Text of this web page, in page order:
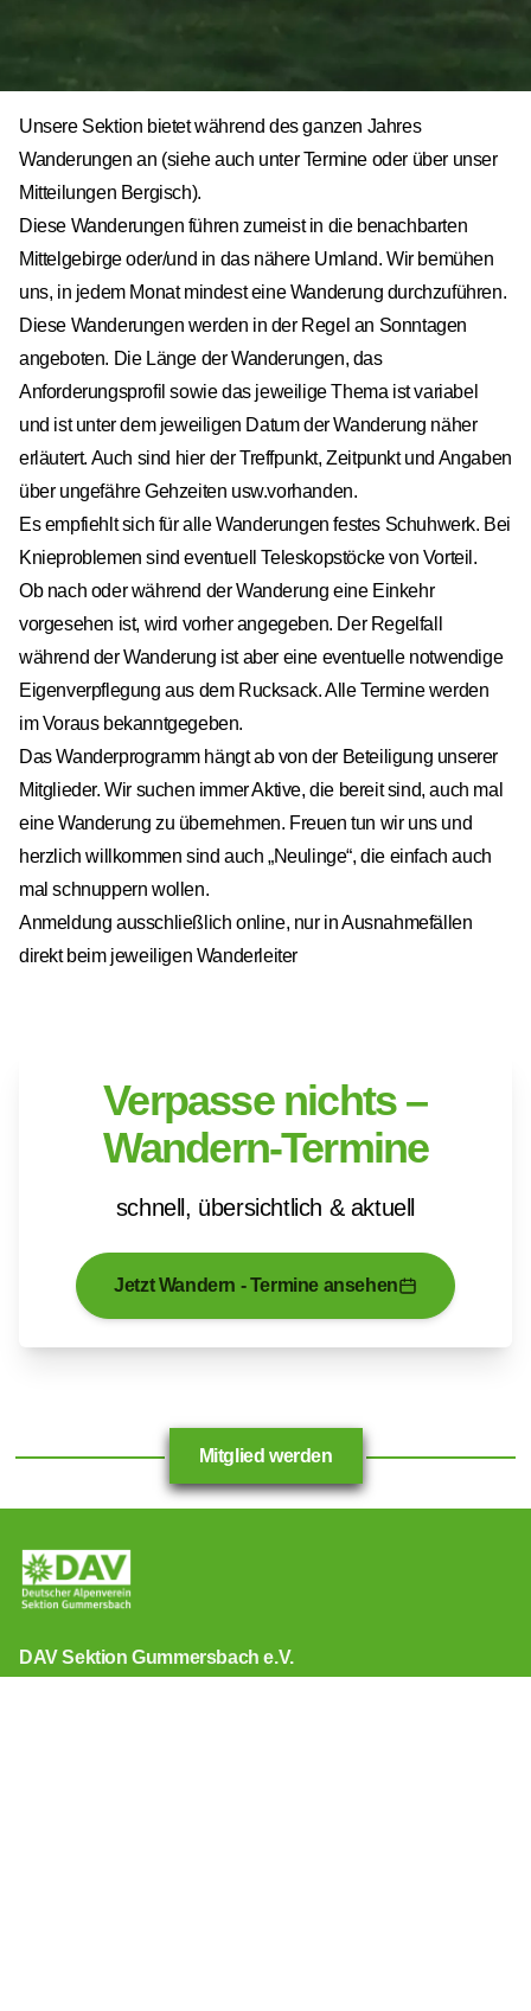
Unsere Sektion bietet während des ganzen Jahres
Wanderungen an (siehe auch unter Termine oder über unser
Mitteilungen Bergisch).
Diese Wanderungen führen zumeist in die benachbarten
Mittelgebirge oder/und in das nähere Umland. Wir bemühen
uns, in jedem Monat mindest eine Wanderung durchzuführen.
Diese Wanderungen werden in der Regel an Sonntagen
angeboten. Die Länge der Wanderungen, das
Anforderungsprofil sowie das jeweilige Thema ist variabel
und ist unter dem jeweiligen Datum der Wanderung näher
erläutert. Auch sind hier der Treffpunkt, Zeitpunkt und Angaben
über ungefähre Gehzeiten usw.vorhanden.
Es empfiehlt sich für alle Wanderungen festes Schuhwerk. Bei
Knieproblemen sind eventuell Teleskopstöcke von Vorteil.
Ob nach oder während der Wanderung eine Einkehr
vorgesehen ist, wird vorher angegeben. Der Regelfall
während der Wanderung ist aber eine eventuelle notwendige
Eigenverpflegung aus dem Rucksack. Alle Termine werden
im Voraus bekanntgegeben.
Das Wanderprogramm hängt ab von der Beteiligung unserer
Mitglieder. Wir suchen immer Aktive, die bereit sind, auch mal
eine Wanderung zu übernehmen. Freuen tun wir uns und
herzlich willkommen sind auch „Neulinge“, die einfach auch
mal schnuppern wollen.
Anmeldung ausschließlich online, nur in Ausnahmefällen
direkt beim jeweiligen Wanderleiter
Verpasse nichts –
Wandern-Termine
schnell, übersichtlich & aktuell
Jetzt Wandern - Termine ansehen
Mitglied werden
DAV Sektion Gummersbach e.V.